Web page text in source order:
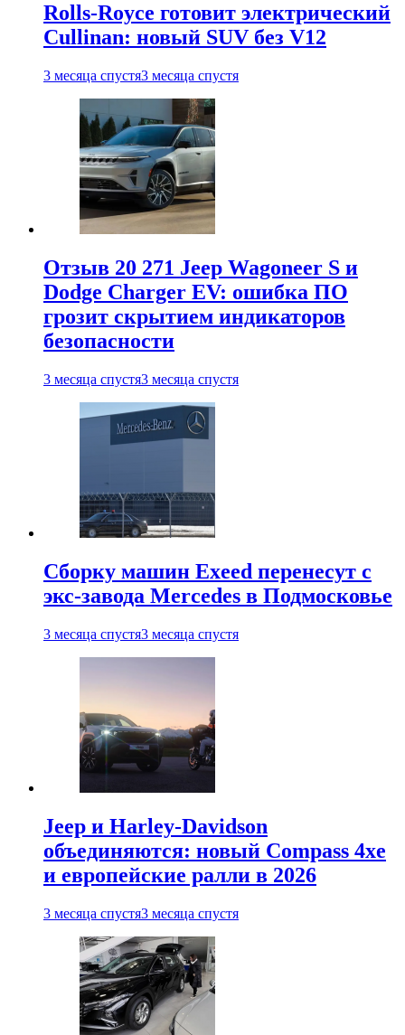
Rolls-Royce готовит электрический
Cullinan: новый SUV без V12
3 месяца спустя3 месяца спустя
Отзыв 20 271 Jeep Wagoneer S и
Dodge Charger EV: ошибка ПО
грозит скрытием индикаторов
безопасности
3 месяца спустя3 месяца спустя
Сборку машин Exeed перенесут с
экс-завода Mercedes в Подмосковье
3 месяца спустя3 месяца спустя
Jeep и Harley-Davidson
объединяются: новый Compass 4xe
и европейские ралли в 2026
3 месяца спустя3 месяца спустя